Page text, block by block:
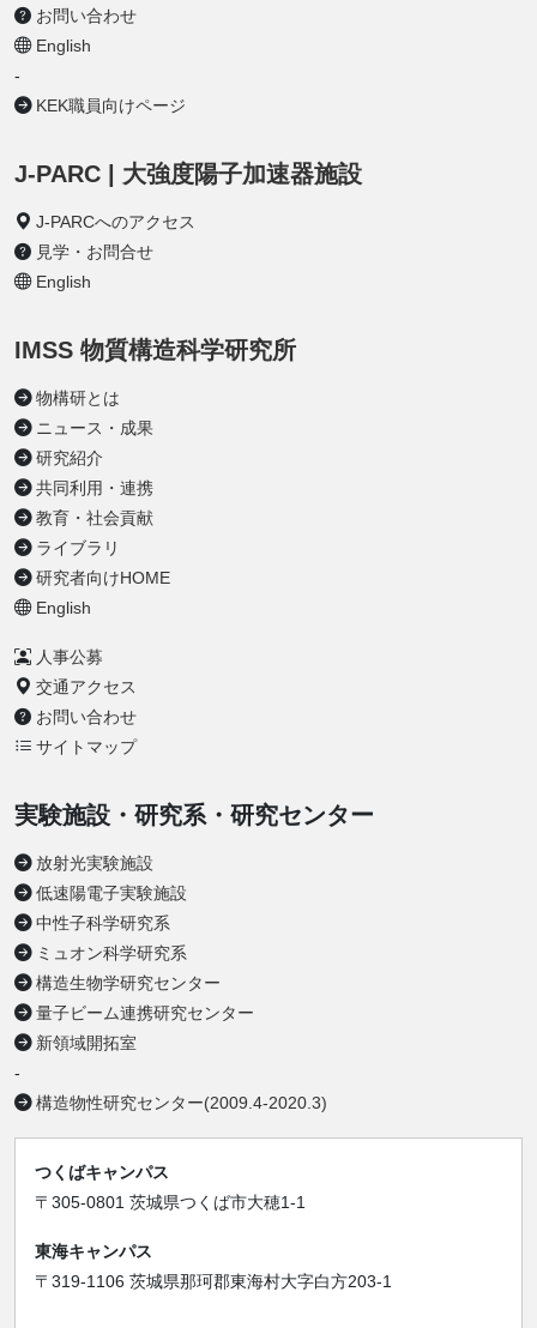
お問い合わせ
English
-
KEK職員向けページ
J-PARC | 大強度陽子加速器施設
J-PARCへのアクセス
見学・お問合せ
English
IMSS 物質構造科学研究所
物構研とは
ニュース・成果
研究紹介
共同利用・連携
教育・社会貢献
ライブラリ
研究者向けHOME
English
人事公募
交通アクセス
お問い合わせ
サイトマップ
実験施設・研究系・研究センター
放射光実験施設
低速陽電子実験施設
中性子科学研究系
ミュオン科学研究系
構造生物学研究センター
量子ビーム連携研究センター
新領域開拓室
-
構造物性研究センター(2009.4-2020.3)
つくばキャンパス
〒305-0801 茨城県つくば市大穂1-1
東海キャンパス
〒319-1106 茨城県那珂郡東海村大字白方203-1